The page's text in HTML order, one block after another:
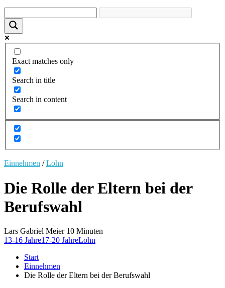
Exact matches only
Search in title
Search in content
Einnehmen /Lohn
Die Rolle der Eltern bei der
Berufswahl
Lars Gabriel Meier 10 Minuten
13-16 Jahre17-20 JahreLohn
Start
Einnehmen
Die Rolle der Eltern bei der Berufswahl